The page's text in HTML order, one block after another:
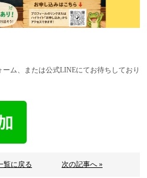
ム、または公式LINEにてお待ちしており
覧に戻る 次の記事へ »